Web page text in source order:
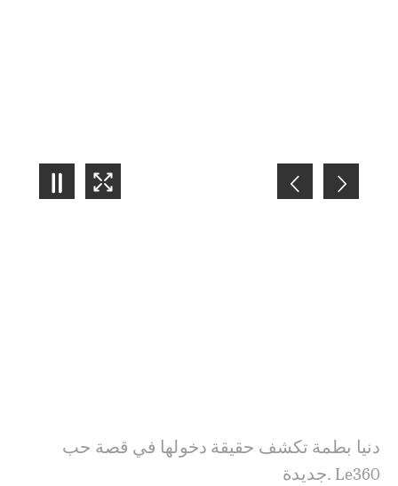
دنيا بطمة تكشف حقيقة دخولها في قصة حب
جديدة. Le360